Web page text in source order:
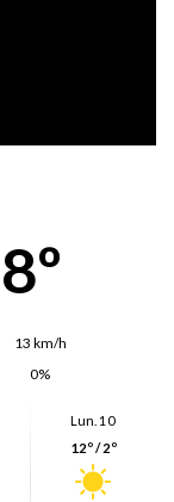
8º
13 km/h
0%
Lun. 10
12º / 2º